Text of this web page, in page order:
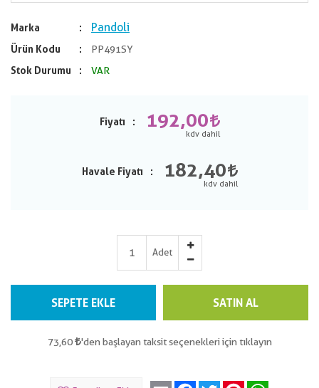
Marka Pandoli
Ürün Kodu
PP491SY
Stok Durumu
VAR
Fiyatı 192,00
Havale Fiyatı 182,40
Adet
SEPETE EKLE SATIN AL
73,60 'den başlayan taksit seçenekleri için tıklayın